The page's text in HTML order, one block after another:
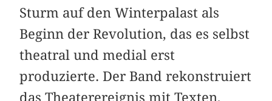
Sturm auf den Winterpalast als
Beginn der Revolution, das es selbst
theatral und medial erst
produzierte. Der Band rekonstruiert
das Theaterereignis mit Texten,